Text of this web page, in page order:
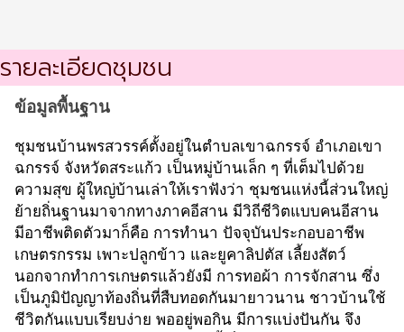
รายละเอียดชุมชน
ข้อมูลพื้นฐาน
ชุมชนบ้านพรสวรรค์ตั้งอยู่ในตำบลเขาฉกรรจ์ อำเภอเขา
ฉกรรจ์ จังหวัดสระแก้ว เป็นหมู่บ้านเล็ก ๆ ที่เต็มไปด้วย
ความสุข ผู้ใหญ่บ้านเล่าให้เราฟังว่า ชุมชนแห่งนี้ส่วนใหญ่
ย้ายถิ่นฐานมาจากทางภาคอีสาน มีวิถีชีวิตแบบคนอีสาน
มีอาชีพติดตัวมาก็คือ การทำนา ปัจจุบันประกอบอาชีพ
เกษตรกรรม เพาะปลูกข้าว และยูคาลิปตัส เลี้ยงสัตว์
นอกจากทำการเกษตรแล้วยังมี การทอผ้า การจักสาน ซึ่ง
เป็นภูมิปัญญาท้องถิ่นที่สืบทอดกันมายาวนาน ชาวบ้านใช้
ชีวิตกันแบบเรียบง่าย พออยู่พอกิน มีการแบ่งปันกัน จึง